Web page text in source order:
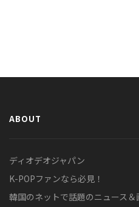
ABOUT
ディオデオジャパン
K-POPファンなら必見！
韓国のネットで話題のニュース＆